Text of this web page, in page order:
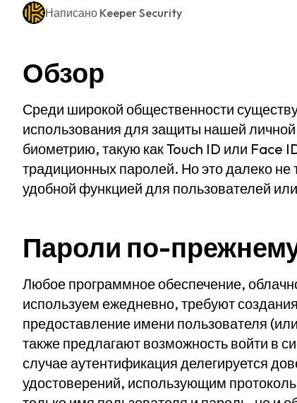
Написано Keeper Security
Обзор
Среди широкой общественности
использования для защиты нашей
биометрию, такую как Touch ID или Face
традиционных паролей. Но это далеко не
удобной функцией для пользователей
Пароли по-
Любое программное обеспечение,
используем ежедневно, требуют
предоставление имени пользователя
также предлагают возможность войти в
случае аутентификация делегируется
удостоверений, использующим